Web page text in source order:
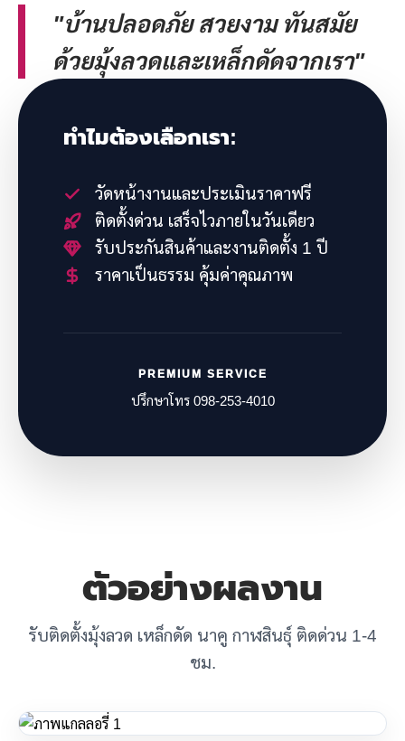
"บ้านปลอดภัย สวยงาม ทันสมัย
ด้วยมุ้งลวดและเหล็กดัดจากเรา"
ทำไมต้องเลือกเรา:
วัดหน้างานและประเมินราคาฟรี
ติดตั้งด่วน เสร็จไวภายในวันเดียว
รับประกันสินค้าและงานติดตั้ง 1 ปี
ราคาเป็นธรรม คุ้มค่าคุณภาพ
PREMIUM SERVICE
ปรึกษาโทร 098-253-4010
ตัวอย่างผลงาน
รับติดตั้งมุ้งลวด เหล็กดัด นาคู กาฬสินธุ์ ติดด่วน 1-4
ชม.